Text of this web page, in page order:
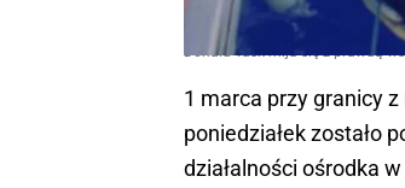
Donald Tusk mija się z prawdą
1 marca przy granicy
poniedziałek zostało
działalności ośrodka